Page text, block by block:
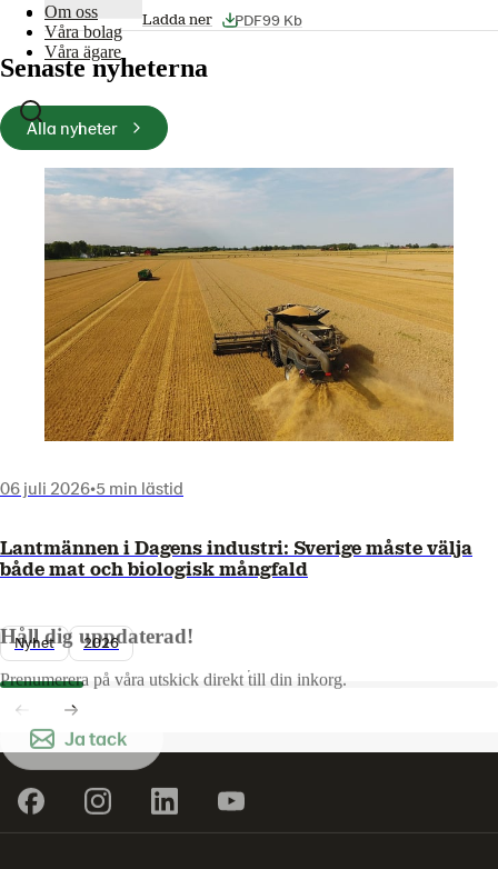
Om oss
Våra bolag
Våra ägare
PDF99 Kb
Ladda ner
Senaste nyheterna
Alla nyheter
06 juli 2026•5 min lästid
Lantmännen i Dagens industri: Sverige måste välja
både mat och biologisk mångfald
Nyhet 2026
Håll dig uppdaterad!
Prenumerera på våra utskick direkt till din inkorg.
Ja tack